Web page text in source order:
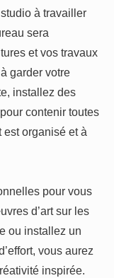
à travailler
sera
et vos travaux
garder votre
installez des
contenir toutes
est organisé et à
pour vous
d’art sur les
ou installez un
vous aurez
inspirée.